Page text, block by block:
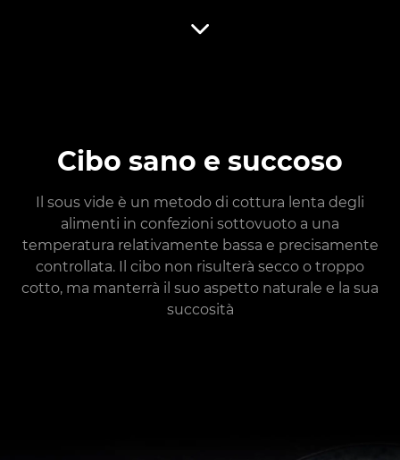
Cibo sano e succoso
Il sous vide è un metodo di cottura lenta degli
alimenti in confezioni sottovuoto a una
temperatura relativamente bassa e precisamente
controllata. Il cibo non risulterà secco o troppo
cotto, ma manterrà il suo aspetto naturale e la sua
succosità